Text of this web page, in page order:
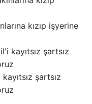
kızıp işyerine
şartsız